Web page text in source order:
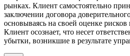
рынках. Клиент самостоятельно
заключении договора
основываясь на своей оценке
Клиент осознает, что несет
убытки, возникшие в результате